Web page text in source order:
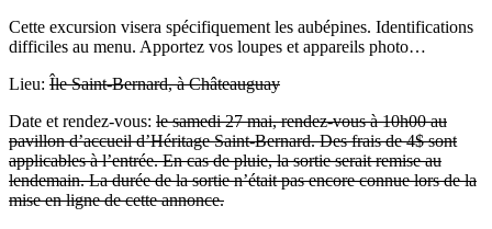
Cette excursion visera spécifiquement les aubépines. Identifications
difficiles au menu. Apportez vos loupes et appareils photo…
Lieu: Île Saint-Bernard, à Châteauguay
Date et rendez-vous: le samedi 27 mai, rendez-vous à 10h00 au
pavillon d’accueil d’Héritage Saint-Bernard. Des frais de 4$ sont
applicables à l’entrée. En cas de pluie, la sortie serait remise au
lendemain. La durée de la sortie n’était pas encore connue lors de la
mise en ligne de cette annonce.